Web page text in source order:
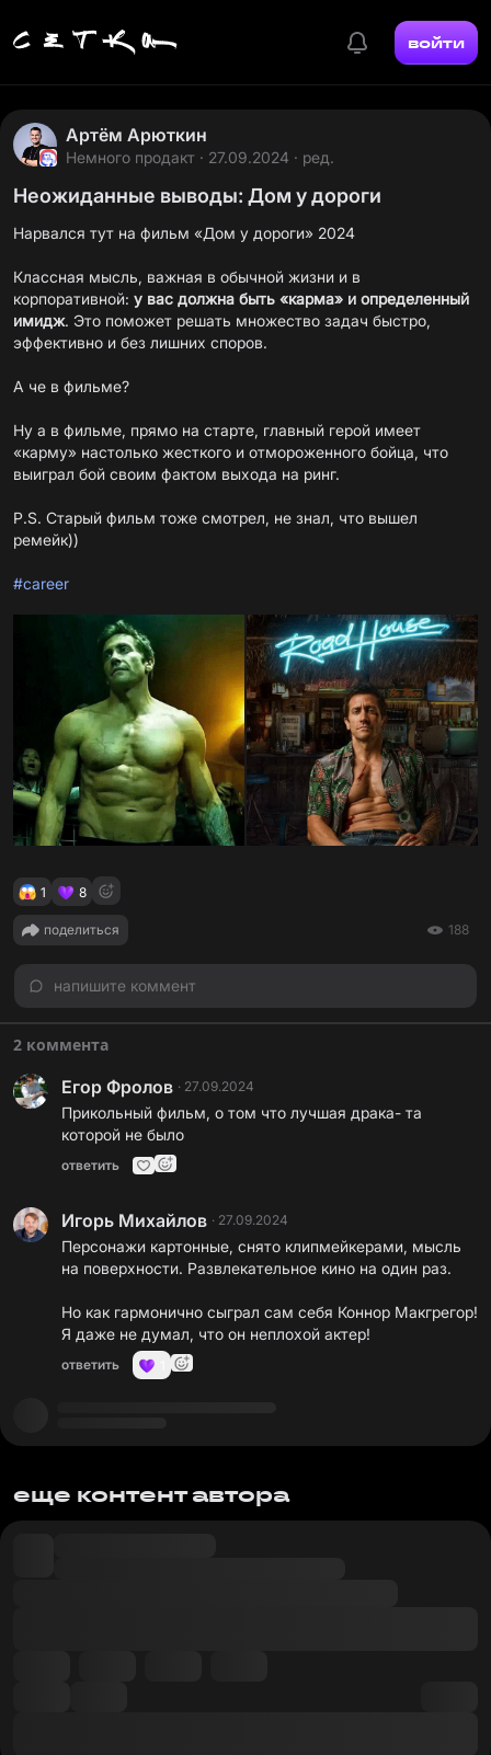
войти
Артём Арюткин
Немного продакт · 27.09.2024 · ред.
Неожиданные выводы: Дом у дороги
Нарвался тут на фильм «Дом у дороги» 2024
Классная мысль, важная в обычной жизни и в
корпоративной: у вас должна быть «карма» и определенный
имидж. Это поможет решать множество задач быстро,
эффективно и без лишних споров.
А че в фильме?
Ну а в фильме, прямо на старте, главный герой имеет
«карму» настолько жесткого и отмороженного бойца, что
выиграл бой своим фактом выхода на ринг.
P.S. Старый фильм тоже смотрел, не знал, что вышел
ремейк))
#career
1 8
поделиться 188
напишите коммент
2 коммента
Егор Фролов · 27.09.2024
Прикольный фильм, о том что лучшая драка- та
которой не было
ответить
Игорь Михайлов · 27.09.2024
Персонажи картонные, снято клипмейкерами, мысль
на поверхности. Развлекательное кино на один раз.
Но как гармонично сыграл сам себя Коннор Макгрегор!
Я даже не думал, что он неплохой актер!
ответить
еще контент автора